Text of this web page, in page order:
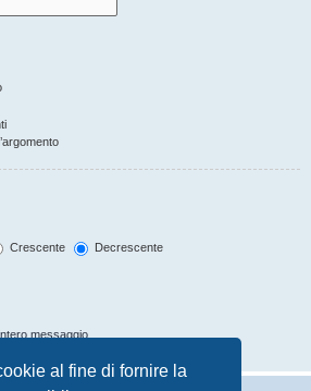
al fine di fornire la
Crescente
Decrescente
messaggio.